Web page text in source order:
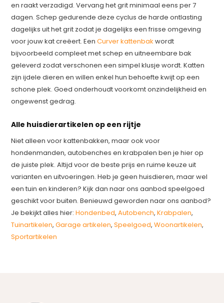
en raakt verzadigd. Vervang het grit minimaal eens per 7
dagen. Schep gedurende deze cyclus de harde ontlasting
dagelijks uit het grit zodat je dagelijks een frisse omgeving
voor jouw kat creëert. EenCurver kattenbak wordt
bijvoorbeeld compleet met schep en uitneembare bak
geleverd zodat verschonen een simpel klusje wordt. Katten
zijn ijdele dieren en willen enkel hun behoefte kwijt op een
schone plek. Goed onderhoudt voorkomt onzindelijkheid en
ongewenst gedrag.
Alle huisdierartikelen op een rijtje
Niet alleen voor kattenbakken, maar ook voor
hondenmanden, autobenches en krabpalen ben je hier op
de juiste plek. Altijd voor de beste prijs en ruime keuze uit
varianten en uitvoeringen. Heb je geen huisdieren, maar wel
een tuin en kinderen? Kijk dan naar ons aanbod speelgoed
geschikt voor buiten. Benieuwd geworden naar ons aanbod?
Je bekijkt alles hier:Hondenbed,Autobench,Krabpalen,
Tuinartikelen,Garage artikelen,Speelgoed,Woonartikelen,
Sportartikelen